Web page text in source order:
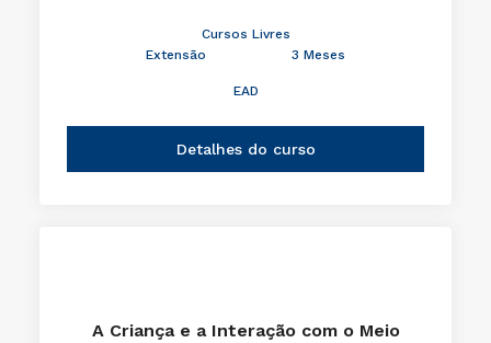
Cursos Livres
Extensão
3 Meses
EAD
Detalhes do curso
A Criança e a Interação com o Meio